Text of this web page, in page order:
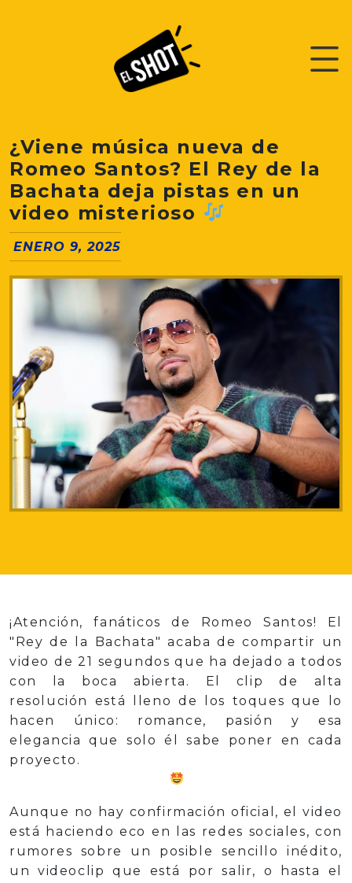
¿Viene música nueva de
Romeo Santos? El Rey de la
Bachata deja pistas en un
video misterioso
ENERO 9, 2025
¡Atención, fanáticos de Romeo Santos! El
"Rey de la Bachata" acaba de compartir un
video de 21 segundos que ha dejado a todos
con la boca abierta. El clip de alta
resolución está lleno de los toques que lo
hacen único: romance, pasión y esa
elegancia que solo él sabe poner en cada
proyecto.
Aunque no hay confirmación oficial, el video
está haciendo eco en las redes sociales, con
rumores sobre un posible sencillo inédito,
un videoclip que está por salir, o hasta el